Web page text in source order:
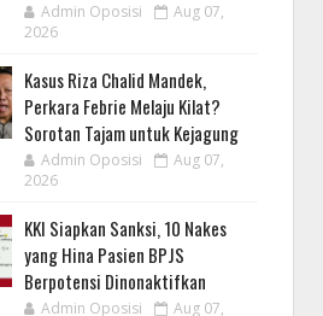
Admin Oposisi
Aug 07,
2026
Kasus Riza Chalid Mandek,
Perkara Febrie Melaju Kilat?
Sorotan Tajam untuk Kejagung
Admin Oposisi
Aug 07,
2026
KKI Siapkan Sanksi, 10 Nakes
yang Hina Pasien BPJS
Berpotensi Dinonaktifkan
Admin Oposisi
Aug 07,